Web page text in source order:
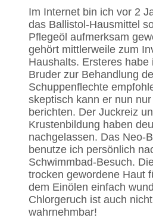
Im Internet bin ich vor 2
das Ballistol-Hausmittel
Pflegeöl aufmerksam
gehört mittlerweile zum
Haushalts. Ersteres habe
Bruder zur Behandlung
Schuppenflechte
skeptisch kann er nun
berichten. Der Juckreiz
Krustenbildung haben
nachgelassen. Das Neo-
benutze ich persönlich
Schwimmbad-Besuch.
trocken gewordene Haut
dem Einölen einfach
Chlorgeruch ist auch
wahrnehmbar!